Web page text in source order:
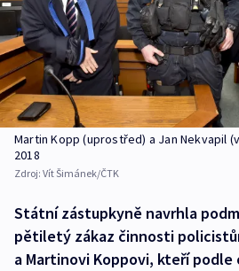
Martin Kopp (uprostřed) a Jan Nekvapil
2018
Zdroj: Vít Šimánek/ČTK
Státní zástupkyně navrhla
pětiletý zákaz činnosti
a Martinovi Koppovi, kteří